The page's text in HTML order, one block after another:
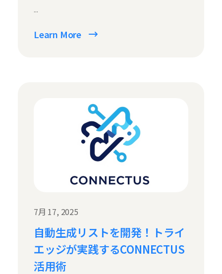
...
Learn More
7月 17, 2025
自動生成リストを開発！トライ
エッジが実践するCONNECTUS
活用術